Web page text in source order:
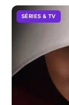
SÉRIES & TV